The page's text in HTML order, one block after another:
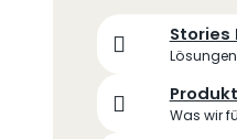
Stories
Was wir